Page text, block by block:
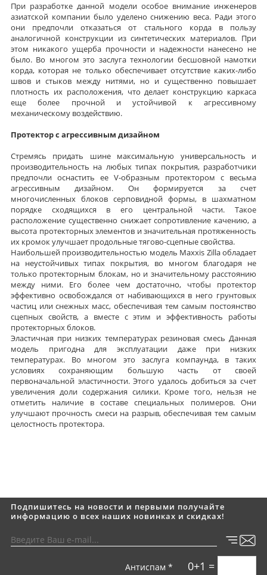
При разработке данной модели особое внимание инженеров
азиатской компании было уделено снижению веса. Ради этого
они предпочли отказаться от стального корда в пользу
аналогичной конструкции из синтетических материалов. При
этом никакого ущерба прочности и надежности нанесено не
было. Во многом это заслуга технологии бесшовной намотки
корда, которая не только обеспечивает отсутствие каких-либо
швов и стыков между нитями, но и существенно повышает
плотность их расположения, что делает конструкцию каркаса
еще более прочной и устойчивой к агрессивному
механическому воздействию.
Протектор с агрессивным дизайном
Стремясь придать шине максимальную универсальность и
производительность на любых типах покрытия, разработчики
предпочли оснастить ее V-образным протектором с весьма
агрессивным дизайном. Он формируется за счет
многочисленных блоков серповидной формы, в шахматном
порядке сходящихся в его центральной части. Такое
расположение существенно снижает сопротивление качению, а
высота протекторных элементов и значительная протяженность
их кромок улучшает продольные тягово-сцепные свойства.
Наибольшей производительностью модель Maxxis Zilla обладает
на неустойчивых типах покрытия, во многом благодаря не
только протекторным блокам, но и значительному расстоянию
между ними. Его более чем достаточно, чтобы протектор
эффективно освобождался от набивающихся в него грунтовых
частиц или снежных масс, обеспечивая тем самым постоянство
сцепных свойств, а вместе с этим и эффективность работы
протекторных блоков.
Эластичная при низких температурах резиновая смесь Данная
модель пригодна для эксплуатации даже при низких
температурах. Во многом это заслуга компаунда, в таких
условиях сохраняющим большую часть от своей
первоначальной эластичности. Этого удалось добиться за счет
увеличения доли содержания силики. Кроме того, нельзя не
отметить наличие в составе специальных полимеров. Они
улучшают прочность смеси на разрыв, обеспечивая тем самым
целостность протектора.
Подпишитесь на новости и первыми получайте
информацию о всех наших новинках и скидках!
Антиспам * 0+1 =